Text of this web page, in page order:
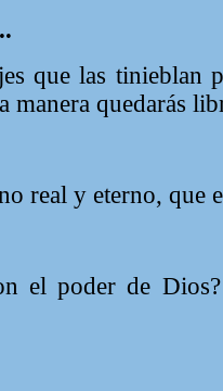
que las tinieblan
manera quedarás
real y eterno, que
el poder de